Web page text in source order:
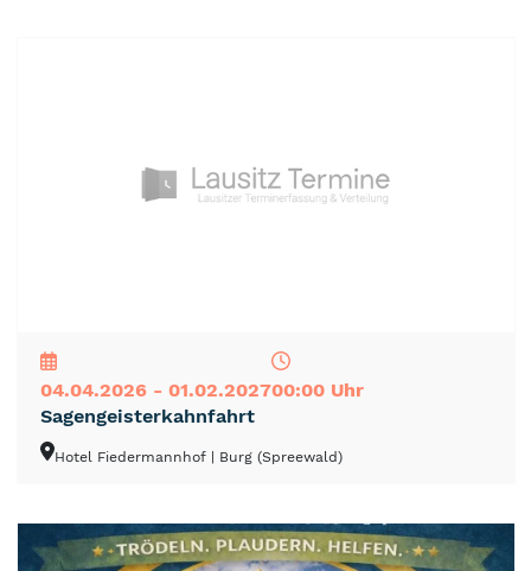
04.04.2026 - 01.02.202700:00 Uhr
Sagengeisterkahnfahrt
Hotel Fiedermannhof | Burg (Spreewald)